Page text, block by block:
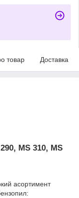
товар Доставка
MS 310, MS
асортимент